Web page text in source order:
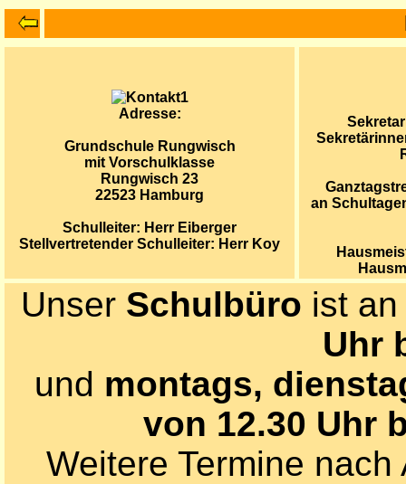
Adresse:
Grundschule Rungwisch
mit Vorschulklasse
Rungwisch 23
22523 Hamburg
Schulleiter: Herr Eiberger
Stellvertretender Schulleiter: Herr Koy
an
Unser Schulbüro ist
Uhr
und montags,
von 12.30 Uhr
Weitere Termine